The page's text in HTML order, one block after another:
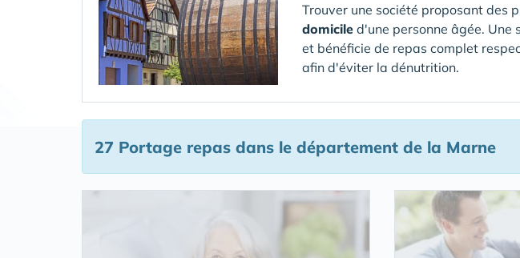
Trouver une société proposant des
domicile d'une personne âgée. Une
et bénéficie de repas complet
afin d'éviter la dénutrition.
27 Portage repas dans le département de la Marne